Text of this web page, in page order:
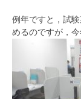
例年ですと，試
めるのですが，